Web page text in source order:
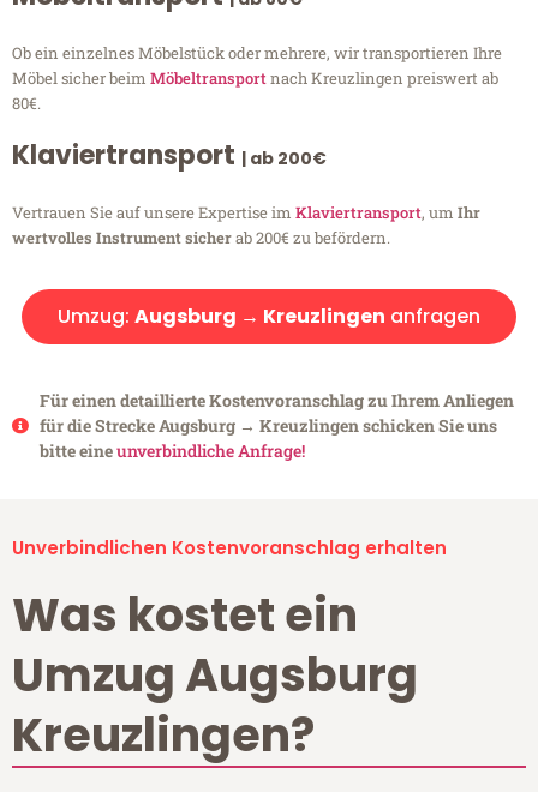
Ob ein einzelnes Möbelstück oder mehrere, wir transportieren Ihre
Möbel sicher beim Möbeltransportnach Kreuzlingen preiswert ab
80€.
Klaviertransport | ab 200€
Vertrauen Sie auf unsere Expertise im Klaviertransport, um Ihr
wertvolles Instrument sicherab 200€ zu befördern.
Umzug: Augsburg → Kreuzlingen anfragen
Für einen detaillierte Kostenvoranschlag zu Ihrem Anliegen
für die Strecke Augsburg → Kreuzlingen schicken Sie uns
bitte eineunverbindliche Anfrage!
Unverbindlichen Kostenvoranschlag erhalten
Was kostet ein
Umzug Augsburg
Kreuzlingen?